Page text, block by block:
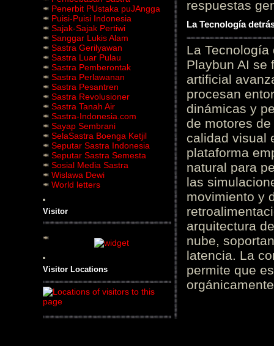
Penerbit PUstaka puJAngga
Puisi-Puisi Indonesia
Sajak-Sajak Pertiwi
Sanggar Lukis Alam
Sastra Gerilyawan
Sastra Luar Pulau
Sastra Pemberontak
Sastra Perlawanan
Sastra Pesantren
Sastra Revolusioner
Sastra Tanah Air
Sastra-Indonesia.com
Sayap Sembrani
SelaSastra Boenga Ketjil
Seputar Sastra Indonesia
Seputar Sastra Semesta
Sosial Media Sastra
Wislawa Dewi
World letters
Visitor
Visitor Locations
respuestas
La Tecnología
La
Playbun AI se
artificial
procesan
dinámicas y
de motores
calidad visual
plataforma
natural para
las
movimiento y
arquitectura
nube,
latencia. La
permite que